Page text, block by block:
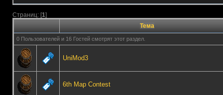
Страниц: [1]
Тема
0 Пользователей и 16 Гостей смотрят этот раздел.
UniMod3
6th Map Contest